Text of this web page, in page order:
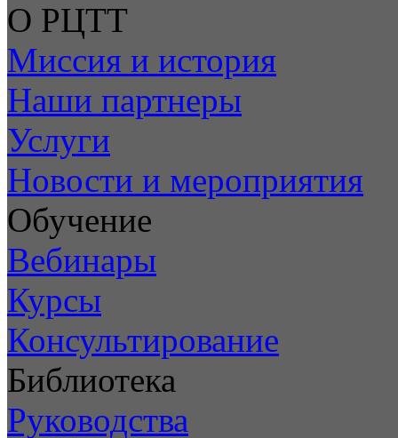
О РЦТТ
Миссия и история
Наши партнеры
Услуги
Новости и мероприятия
Обучение
Вебинары
Курсы
Консультирование
Библиотека
Руководства